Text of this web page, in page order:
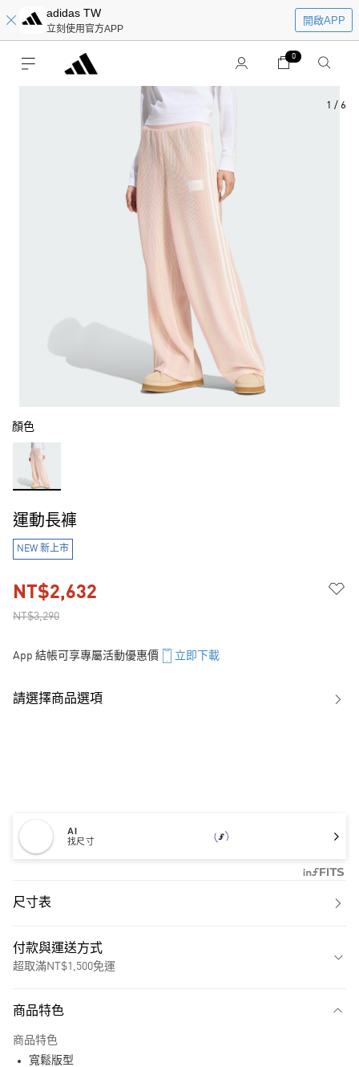
adidas TW
立刻使用官方APP
開啟APP
0
1 / 6
顏色
運動長褲
NEW 新上市
NT$3,290
NT$2,632
App 結帳可享專屬活動優惠價 立即下載
請選擇商品選項
AI
找尺寸
尺寸表
付款與運送方式
超取滿NT$1,500免運
商品特色
商品特色
寬鬆版型